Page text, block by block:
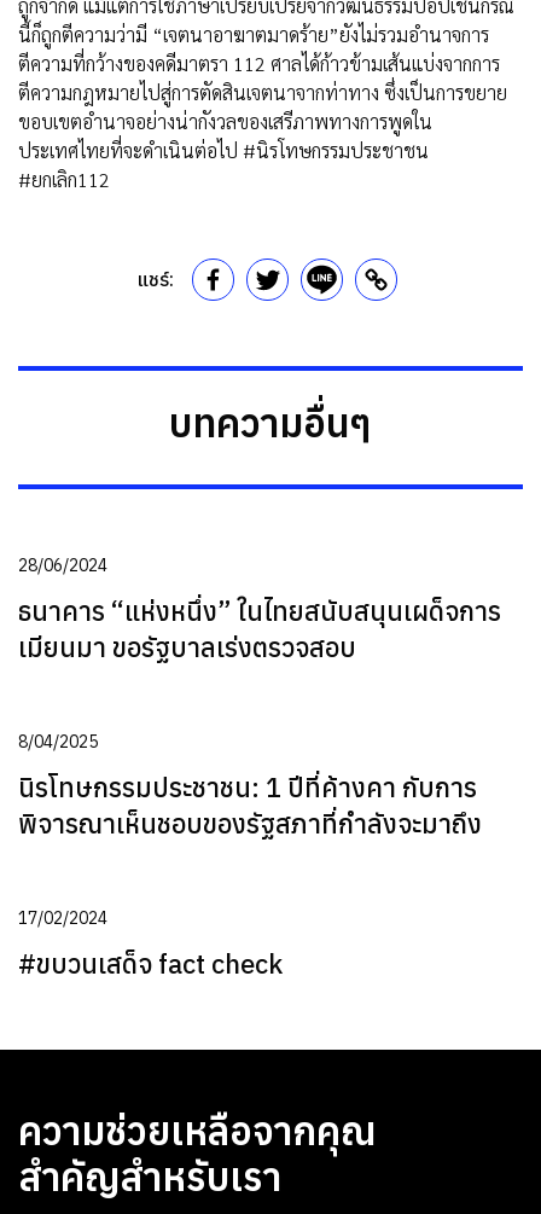
ถูกจำกัด แม้แต่การใช้ภาษาเปรียบเปรยจากวัฒนธรรมป๊อปเช่นกรณี
นี้ก็ถูกตีความว่ามี “เจตนาอาฆาตมาดร้าย”ยังไม่รวมอำนาจการ
ตีความที่กว้างของคดีมาตรา 112 ศาลได้ก้าวข้ามเส้นแบ่งจากการ
ตีความกฎหมายไปสู่การตัดสินเจตนาจากท่าทาง ซึ่งเป็นการขยาย
ขอบเขตอำนาจอย่างน่ากังวลของเสรีภาพทางการพูดใน
ประเทศไทยที่จะดำเนินต่อไป #นิรโทษกรรมประชาชน
#ยกเลิก112
แชร์:
บทความอื่นๆ
28/06/2024
ธนาคาร “แห่งหนึ่ง” ในไทยสนับสนุนเผด็จการ
เมียนมา ขอรัฐบาลเร่งตรวจสอบ
8/04/2025
นิรโทษกรรมประชาชน: 1 ปีที่ค้างคา กับการ
พิจารณาเห็นชอบของรัฐสภาที่กำลังจะมาถึง
17/02/2024
#ขบวนเสด็จ fact check
ความช่วยเหลือจากคุณ
สำคัญสำหรับเรา